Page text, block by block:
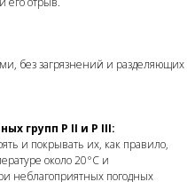
без загрязнений и разделяющих
групп P II и P III:
и покрывать их, как правило,
около 20°C и
неблагоприятных погодных